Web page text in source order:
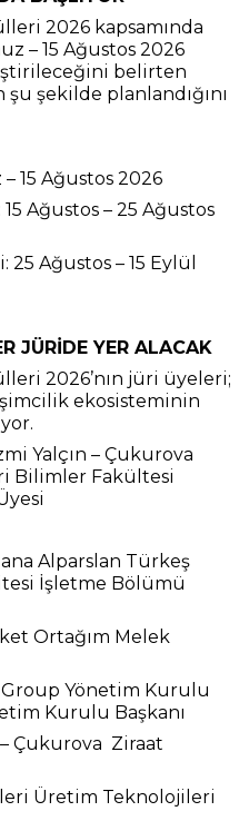
2026 kapsamında
– 15 Ağustos 2026
belirten
şekilde planlandığını
15 Ağustos 2026
Ağustos – 25 Ağustos
Ağustos – 15 Eylül
JÜRİDE YER ALACAK
2026’nın jüri üyeleri;
ekosisteminin
Yalçın – Çukurova
Bilimler Fakültesi
Alparslan Türkeş
İşletme Bölümü
Ortağım Melek
Group Yönetim Kurulu
Kurulu Başkanı
Çukurova Ziraat
Üretim Teknolojileri